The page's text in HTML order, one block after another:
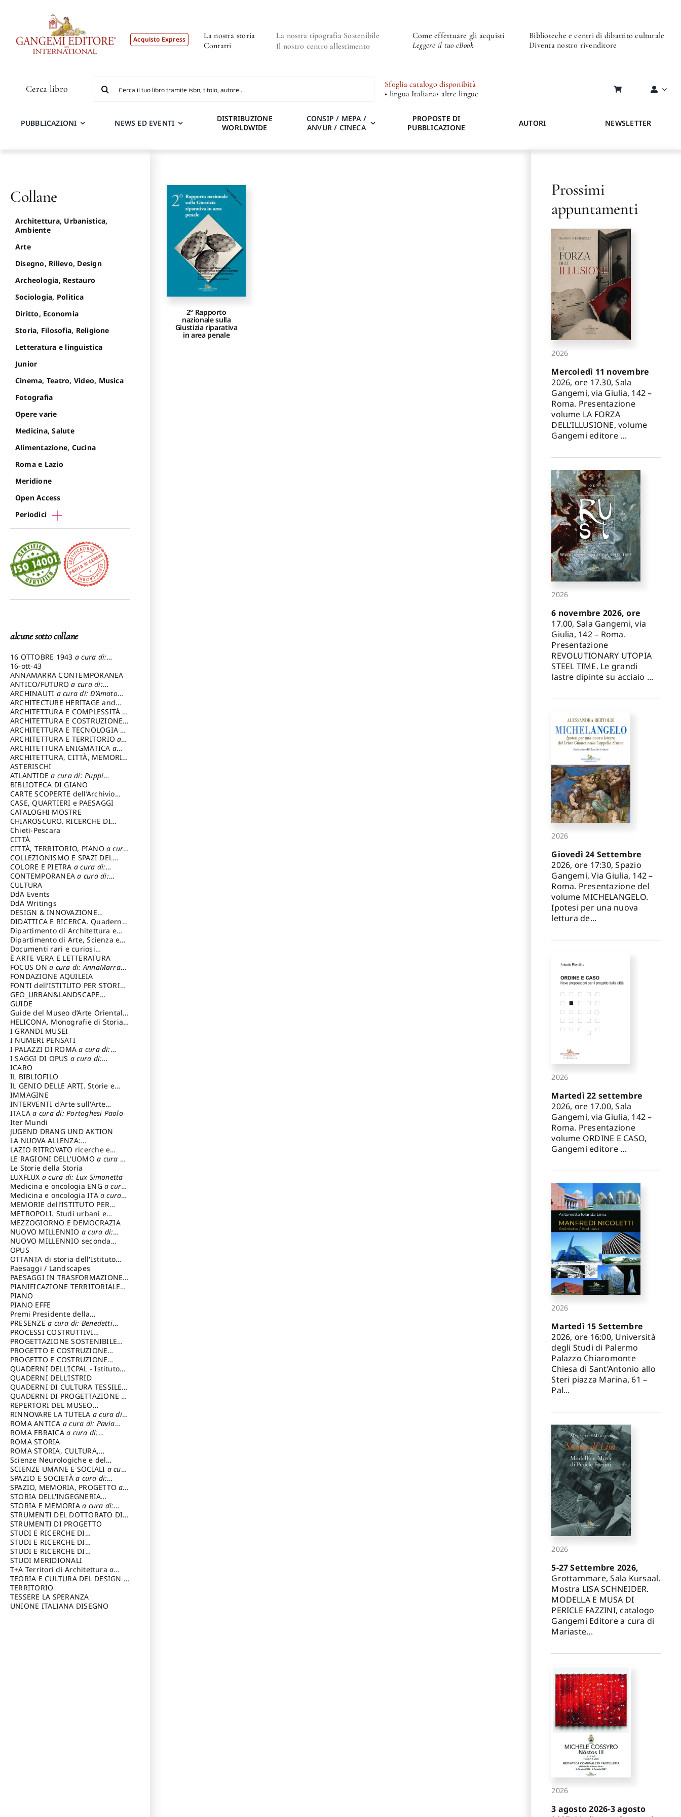
Acquisto Express
La nostra storia
Contatti
La nostra tipografia Sostenibile
Il nostro centro allestimento
Come effettuare gli acquisti
Leggere il tuo eBook
Biblioteche e centri di dibattito culturale
Diventa nostro rivenditore
Cerca libro
per:
Sfoglia catalogo disponibità
• lingua Italiana• altre lingue
PUBBLICAZIONI NEWS ED EVENTI
DISTRIBUZIONE
WORLDWIDE
CONSIP / MEPA /
ANVUR / CINECA
PROPOSTE DI
PUBBLICAZIONE
AUTORI NEWSLETTER
2° Rapporto
nazionale sulla
Giustizia riparativa
in area penale
Collane
Architettura, Urbanistica,
Ambiente
Arte
Disegno, Rilievo, Design
Archeologia, Restauro
Sociologia, Politica
Diritto, Economia
Storia, Filosofia, Religione
Letteratura e linguistica
Junior
Cinema, Teatro, Video, Musica
Fotografia
Opere varie
Medicina, Salute
Alimentazione, Cucina
Roma e Lazio
Meridione
Open Access
Periodici
alcune sotto collane
16 OTTOBRE 1943 a cura di:
Pezzetti Marcello
16-ott-43
ANNAMARRA CONTEMPORANEA
ANTICO/FUTUROa cura di:
Varagnoli Claudio
ARCHINAUTI a cura di: D'Amato
Claudio
ARCHITECTURE HERITAGE and
DESIGN
ARCHITETTURA E COMPLESSITÀ a
cura di: Piva Antonio
ARCHITETTURA E COSTRUZIONEa
cura di: Poretti Sergio
ARCHITETTURA E TECNOLOGIA a
cura di: Carrara Gianfranco
ARCHITETTURA E TERRITORIOa
cura di: Pietrogrande Enrico
ARCHITETTURA ENIGMATICA a
cura di: Lenci Ruggero
ARCHITETTURA, CITTÀ, MEMORIA
a cura di: Valeriani Enrico
ASTERISCHI
ATLANTIDEa cura di: Puppi
Lionello
BIBLIOTECA DI GIANO
CARTE SCOPERTE dell’Archivio
Storico Capitolino
CASE, QUARTIERI e PAESAGGI
CATALOGHI MOSTRE
CHIAROSCURO. RICERCHE DI
STORIA E STORIA DELL'ARTE
cura di: Di Carpegna Falconieri
Tommaso
Chieti-Pescara
CITTÀ
CITTÀ, TERRITORIO, PIANO a cura
di: Imbesi Giuseppe
COLLEZIONISMO E SPAZI DEL
COLLEZIONISMO a cura di:
Magnani Lauro
COLORE E PIETRA a cura di:
Selvaggi Giuseppe
CONTEMPORANEAa cura di:
Gubinelli Luna
CULTURA
DdA Events
DdA Writings
DESIGN & INNOVAZIONE
TECNOLOGICAa cura di: Vallicelli
Andrea
DIDATTICA E RICERCA. Quaderni
della Scuola
Dipartimento di Architettura e
Analisi della Città Mediterranea
Dipartimento di Arte, Scienza e
Tecnica del Costuire
Documenti rari e curiosi
dall'Archivio Segreto
È ARTE VERA E LETTERATURA
FOCUS ONa cura di: AnnaMarra
Contemporanea
FONDAZIONE AQUILEIA
FONTI dell’ISTITUTO PER STORIA
DEL RISORGIMENTO
GEO_URBAN&LANDSCAPE
PLANNING (GULP)
Trusiani Elio
GUIDE
Guide del Museo d’Arte Orientale
“Giuseppe Tucci”
HELICONA. Monografie di Storia
dell'Artea cura di: Gallo Marco
I GRANDI MUSEI
I NUMERI PENSATI
I PALAZZI DI ROMAa cura di:
Ippoliti Alessandro
I SAGGI DI OPUS a cura di:
Scalesse Tommaso
ICARO
IL BIBLIOFILO
IL GENIO DELLE ARTI. Storie e
interpretazione
IMMAGINE
INTERVENTI d'Arte sull'Arte
dedicata alla cultura della
conservazione d’arte
Fondazione Paola Droghetti onlus
ITACAa cura di: Portoghesi Paolo
Iter Mundi
JUGEND DRANG UND AKTION
LA NUOVA ALLENZA:
ARCHITETTURA & AMBIENTE
LAZIO RITROVATO ricerche e
restauri
LE RAGIONI DELL'UOMOa cura di:
Lombardi Satriani Luigi
Le Storie della Storia
LUXFLUX a cura di: Lux Simonetta
Medicina e oncologia ENG a cura
di: Lopez Massimo
Medicina e oncologia ITA a cura
di: Lopez Massimo
MEMORIE dell’ISTITUTO PER
STORIA DEL RISORGIMENTO
METROPOLI. Studi urbani e
regionali
MEZZOGIORNO E DEMOCRAZIA
NUOVO MILLENNIO a cura di:
Capaldo Pellegrino
NUOVO MILLENNIO seconda
serie
Francesco
OPUS
OTTANTA di storia dell'Istituto
storia dell’Istitutoa cura di:
Cavalieri Patrizia
Paesaggi / Landscapes
PAESAGGI IN TRASFORMAZIONEa
cura di: Corti Enrico A.
PIANIFICAZIONE TERRITORIALE
URBANISTICA ED AMBIENTALE
cura di: Costa Enrico
PIANO
PIANO EFFE
Premi Presidente della
Repubblica
PRESENZEa cura di: Benedetti
Sandro
PROCESSI COSTRUTTIVI
DELL'ARCHITETTURAa cura di:
Ippoliti Alessandro
PROGETTAZIONE SOSTENIBILE
PARTECIPATA
PROGETTO E COSTRUZIONE
DELL’ARCHITETTURA
PROGETTO E COSTRUZIONE
SOSTENIBILE
QUADERNI DELL'ICPAL - Istituto
centrale per il restauro e la
conservazione del patrimonio
archivistico e librario
QUADERNI DELL'ISTRID
QUADERNI DI CULTURA TESSILEa
cura di: Crispolti Livia
QUADERNI DI PROGETTAZIONE a
cura di: Giura Longo Tommaso
REPERTORI DEL MUSEO
CENTRALE DEL RISORGIMENTOa
cura di: Pizzo Marco
RINNOVARE LA TUTELA a cura di:
Cicalò Enrico
ROMA ANTICA a cura di: Pavia
Carlo
ROMA EBRAICAa cura di:
Procaccia Claudio
ROMA STORIA
ROMA STORIA, CULTURA,
IMMAGINEa cura di: Fagiolo
Marcello
Scienze Neurologiche e del
Comportamento
SCIENZE UMANE E SOCIALI a cura
di: Iannizzi Salvatore
SPAZIO E SOCIETÀa cura di:
Cassetti Roberto
SPAZIO, MEMORIA, PROGETTOa
cura di: Rossi Massimo
STORIA DELL'INGEGNERIA
STRUTTURALE IN ITALIAa cura di:
Poretti Sergio
STORIA E MEMORIAa cura di:
Rossi Lauro
STRUMENTI DEL DOTTORATO DI
RICERCA IN RILIEVO E
RAPPRESENTAZIONE
DELL’ARCHITETTURA E
DELL’AMBIENTEa cura di: Migliari
Riccardo
STRUMENTI DI PROGETTO
STUDI E RICERCHE DI
ARCHEOLOGIA IN SICILIA
di: Pelagatti Paola
STUDI E RICERCHE DI
ARCHITETTURA del Dipartimento
di Architettura Università degli
Studi G. d' Annunzio
STUDI E RICERCHE DI
ARCHITETTURA del Dipartimento
di Architettura Università degli
Studi G. d' Annunzio, Chieti-
Pescaraa cura di: Fusero Paolo
STUDI MERIDIONALI
T+A Territori di Architetturaa
cura di: Ramazzotti Luigi
TEORIA E CULTURA DEL DESIGN a
cura di: Furlanis Giuseppe
TERRITORIO
TESSERE LA SPERANZA
UNIONE ITALIANA DISEGNO
Prossimi
appuntamenti
2026
Mercoledì 11 novembre
2026, ore 17.30, Sala
Gangemi, via Giulia, 142 –
Roma. Presentazione
volume LA FORZA
DELL’ILLUSIONE, volume
Gangemi editore ...
2026
6 novembre 2026, ore
17.00, Sala Gangemi, via
Giulia, 142 – Roma.
Presentazione
REVOLUTIONARY UTOPIA
STEEL TIME. Le grandi
lastre dipinte su acciaio ...
2026
Giovedì 24 Settembre
2026, ore 17:30, Spazio
Gangemi, Via Giulia, 142 –
Roma. Presentazione del
volume MICHELANGELO.
Ipotesi per una nuova
lettura de...
2026
Martedì 22 settembre
2026, ore 17.00, Sala
Gangemi, via Giulia, 142 –
Roma. Presentazione
volume ORDINE E CASO,
Gangemi editore ...
2026
Martedì 15 Settembre
2026, ore 16:00, Università
degli Studi di Palermo
Palazzo Chiaromonte
Chiesa di Sant’Antonio allo
Steri piazza Marina, 61 –
Pal...
2026
5-27 Settembre 2026,
Grottammare, Sala Kursaal.
Mostra LISA SCHNEIDER.
MODELLA E MUSA DI
PERICLE FAZZINI, catalogo
Gangemi Editore a cura di
Mariaste...
2026
3 agosto 2026-3 agosto